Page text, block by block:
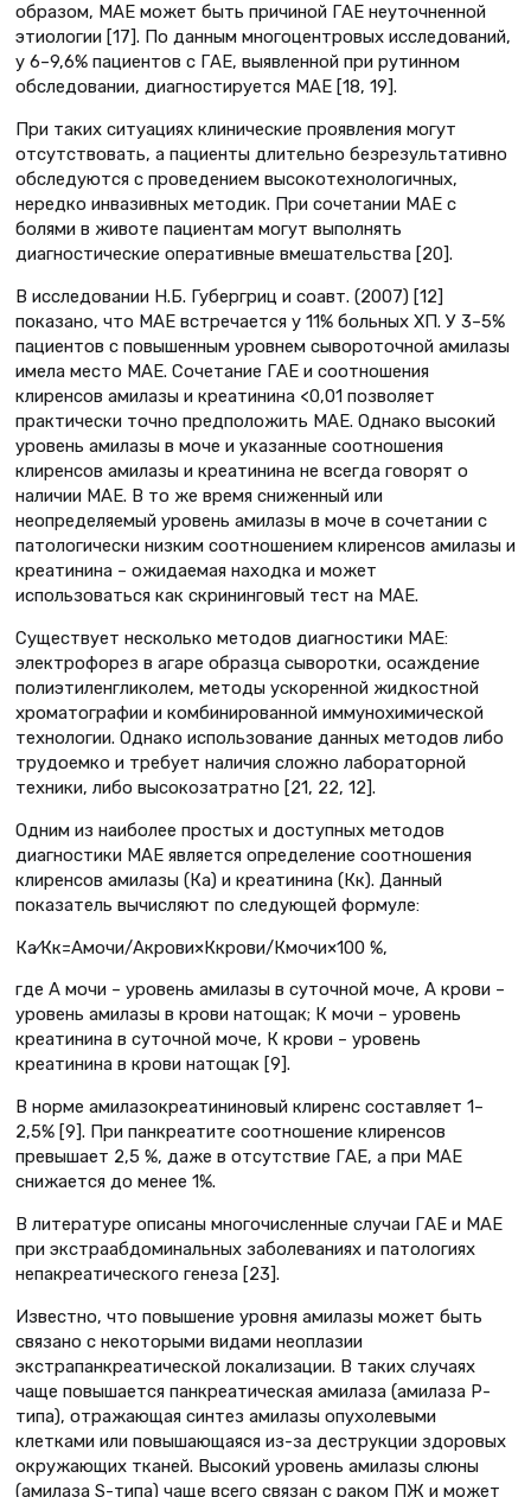
образом, МАЕ может быть причиной ГАЕ неуточненной
этиологии [17]. По данным многоцентровых исследований,
у 6–9,6% пациентов с ГАЕ, выявленной при рутинном
обследовании, диагностируется МАЕ [18, 19].
При таких ситуациях клинические проявления могут
отсутствовать, а пациенты длительно безрезультативно
обследуются с проведением высокотехнологичных,
нередко инвазивных методик. При сочетании МАЕ с
болями в животе пациентам могут выполнять
диагностические оперативные вмешательства [20].
В исследовании Н.Б. Губергриц и соавт. (2007) [12]
показано, что МАЕ встречается у 11% больных ХП. У 3–5%
пациентов с повышенным уровнем сывороточной амилазы
имела место МАЕ. Сочетание ГАЕ и соотношения
клиренсов амилазы и креатинина <0,01 позволяет
практически точно предположить МАЕ. Однако высокий
уровень амилазы в моче и указанные соотношения
клиренсов амилазы и креатинина не всегда говорят о
наличии МАЕ. В то же время сниженный или
неопределяемый уровень амилазы в моче в сочетании с
патологически низким соотношением клиренсов амилазы и
креатинина – ожидаемая находка и может
использоваться как скрининговый тест на МАЕ.
Существует несколько методов диагностики МАЕ:
электрофорез в агаре образца сыворотки, осаждение
полиэтиленгликолем, методы ускоренной жидкостной
хроматографии и комбинированной иммунохимической
технологии. Однако использование данных методов либо
трудоемко и требует наличия сложно лабораторной
техники, либо высокозатратно [21, 22, 12].
Одним из наиболее простых и доступных методов
диагностики МАЕ является определение соотношения
клиренсов амилазы (Ка) и креатинина (Кк). Данный
показатель вычисляют по следующей формуле:
Ка⁄Кк=Амочи/Акрови×Ккрови/Кмочи×100 %,
где А мочи – уровень амилазы в суточной моче, А крови –
уровень амилазы в крови натощак; К мочи – уровень
креатинина в суточной моче, К крови – уровень
креатинина в крови натощак [9].
В норме амилазокреатининовый клиренс составляет 1–
2,5% [9]. При панкреатите соотношение клиренсов
превышает 2,5 %, даже в отсутствие ГАЕ, а при МАЕ
снижается до менее 1%.
В литературе описаны многочисленные случаи ГАЕ и МАЕ
при экстраабдоминальных заболеваниях и патологиях
непакреатического генеза [23].
Известно, что повышение уровня амилазы может быть
связано с некоторыми видами неоплазии
экстрапанкреатической локализации. В таких случаях
чаще повышается панкреатическая амилаза (амилаза Р-
типа), отражающая синтез амилазы опухолевыми
клетками или повышающаяся из-за деструкции здоровых
окружающих тканей. Высокий уровень амилазы слюны
(амилаза S-типа) чаще всего связан с раком ПЖ и может